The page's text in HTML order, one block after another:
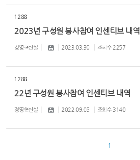
1288
2023년 구성원 봉사참여 인센티브 내역
경영혁신실 2023.03.30 조회수 2257
1288
22년 구성원 봉사참여 인센티브 내역
경영혁신실 2022.09.05 조회수 3140
1